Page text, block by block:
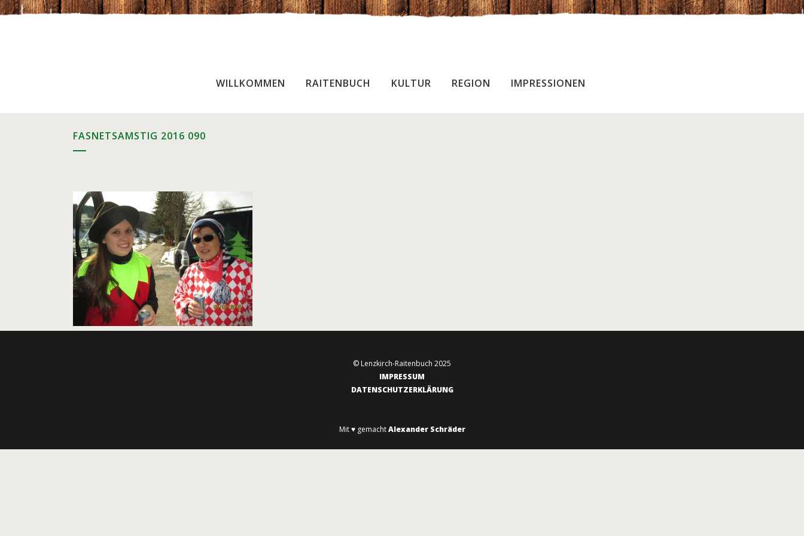
WILLKOMMEN RAITENBUCH KULTUR REGION IMPRESSIONEN
FASNETSAMSTIG 2016 090
© Lenzkirch-Raitenbuch 2025
IMPRESSUM
DATENSCHUTZERKLÄRUNG
Mit ♥ gemachtAlexander Schräder